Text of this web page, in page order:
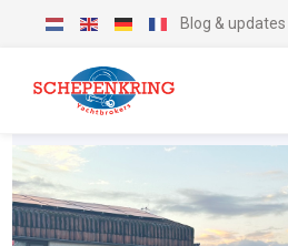
Blog & updates